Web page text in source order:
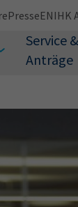
Service &
Anträge
PresseEN IHK